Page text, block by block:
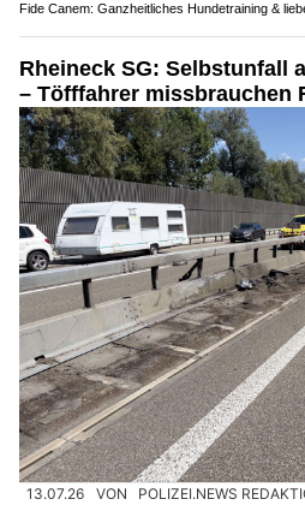
Fide Canem: Ganzheitliches Hundetraining &
Rheineck SG: Selbstunfall
– Töfffahrer missbrauchen
13.07.26 VON POLIZEI.NEWS